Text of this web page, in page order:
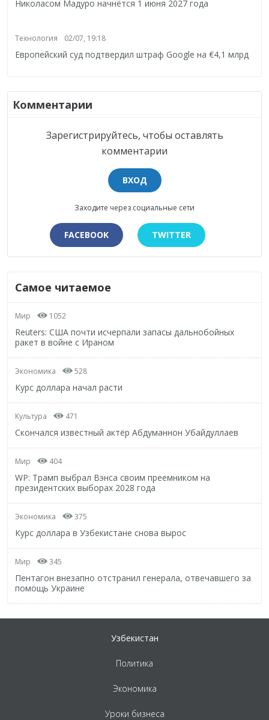
Николасом Мадуро начнётся 1 июня 2027 года
Технология 02/07, 19:18
Европейский суд подтвердил штраф Google на €4,1 млрд
Комментарии
Зарегистрируйтесь, чтобы оставлять
комментарии
ВХОД
Заходите через социальные сети
FACEBOOK TWITTER
Самое читаемое
Мир 1052
Reuters: США почти исчерпали запасы дальнобойных
ракет в войне с Ираном
Экономика 528
Курс доллара начал расти
Культура 471
Скончался известный актёр Абдуманнон Убайдуллаев
Мир 404
WP: Трамп выбрал Вэнса своим преемником на
президентских выборах 2028 года
Экономика 375
Курс доллара в Узбекистане снова вырос
Мир 345
Пентагон внезапно отстранил генерала, отвечавшего за
помощь Украине
Узбекистан
Политика
Экономика
Уроки бизнеса